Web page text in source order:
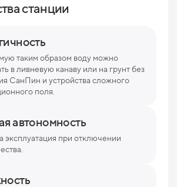
станции
таким образом воду можно
в ливневую канаву или на грунт без
СанПин и устройства сложного
поля.
автономность
эксплуатация при отключении